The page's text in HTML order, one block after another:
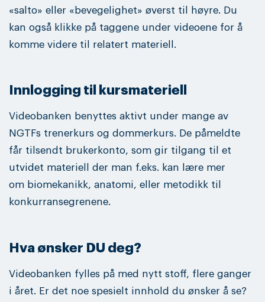
«salto» eller «bevegelighet» øverst til høyre. Du
kan også klikke på taggene under videoene for å
komme videre til relatert materiell.
Innlogging til kursmateriell
Videobanken benyttes aktivt under mange av
NGTFs trenerkurs og dommerkurs. De påmeldte
får tilsendt brukerkonto, som gir tilgang til et
utvidet materiell der man f.eks. kan lære mer
om biomekanikk, anatomi, eller metodikk til
konkurransegrenene.
Hva ønsker DU deg?
Videobanken fylles på med nytt stoff, flere ganger
i året. Er det noe spesielt innhold du ønsker å se?